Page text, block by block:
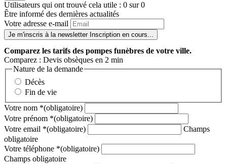
Utilisateurs qui ont trouvé cela utile : 0 sur 0
Être informé des dernières actualités
Votre adresse e-mail
Je m'inscris à la newsletter Inscription en cours...
Comparez les tarifs des pompes funèbres de votre ville.
Comparez : Devis obsèques en 2 min
Nature de la demande
Décès
Fin de vie
Votre nom *(obligatoire)
Votre prénom *(obligatoire)
Votre email *(obligatoire)
Champs
obligatoire
Votre téléphone *(obligatoire)
Champs obligatoire